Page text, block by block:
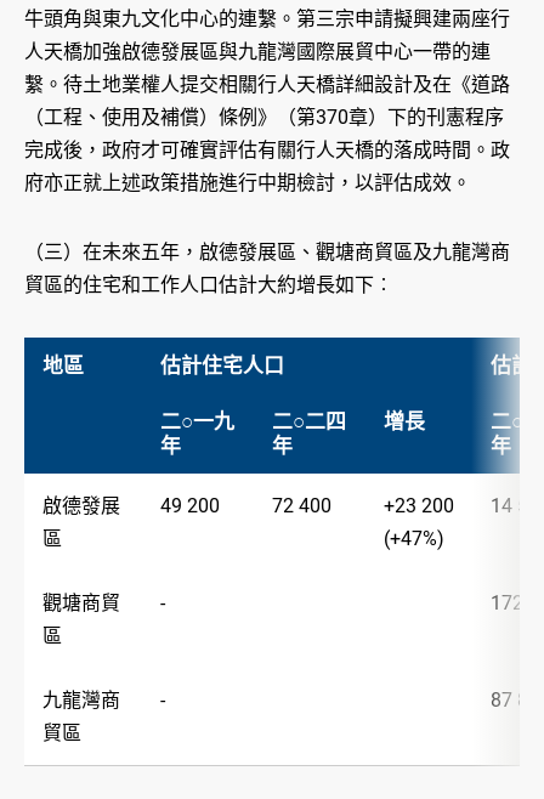
牛頭角與東九文化中心的連繫。第三宗申請擬興建兩座行
人天橋加強啟德發展區與九龍灣國際展貿中心一帶的連
繫。待土地業權人提交相關行人天橋詳細設計及在《道路
（工程、使用及補償）條例》（第370章）下的刊憲程序
完成後，政府才可確實評估有關行人天橋的落成時間。政
府亦正就上述政策措施進行中期檢討，以評估成效。
（三）在未來五年，啟德發展區、觀塘商貿區及九龍灣商
貿區的住宅和工作人口估計大約增長如下︰
地區 估計住宅人口 估計
二○一九
年
二○二四
年
增長
二○
年
啟德發展
區
49 200 72 400
+23 200
(+47%)
14
觀塘商貿
區
- 172
九龍灣商
貿區
- 87